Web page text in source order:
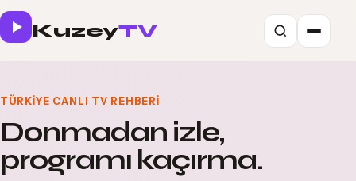
KuzeyTV
TÜRKIYE CANLI TV REHBERI
Donmadan izle,
programı kaçırma.